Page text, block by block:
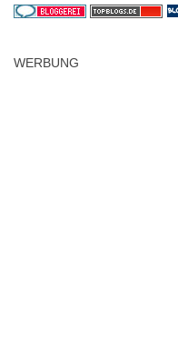
WERBUNG